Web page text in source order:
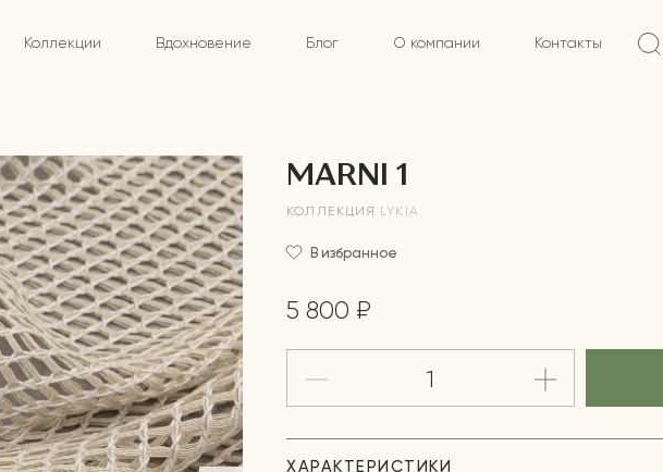
Коллекции Вдохновение Блог О компании Контакты
MARNI 1
КОЛЛЕКЦИЯ LYKIA
В избранное
5 800 ₽
ХАРАКТЕРИСТИКИ